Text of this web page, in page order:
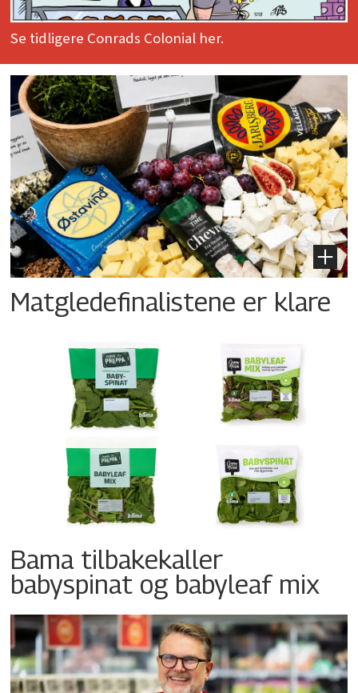
Se tidligere Conrads Colonial her.
Matgledefinalistene er klare
Bama tilbakekaller
babyspinat og babyleaf mix